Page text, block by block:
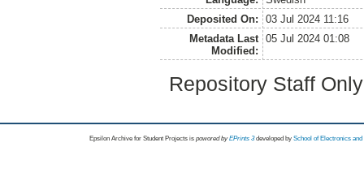
Deposited On:
03 Jul 2024 11:16
Metadata Last
Modified:
05 Jul 2024 01:08
Repository Staff
Epsilon Archive for Student Projects is powored byEPrints 3 developed by School of Electronics